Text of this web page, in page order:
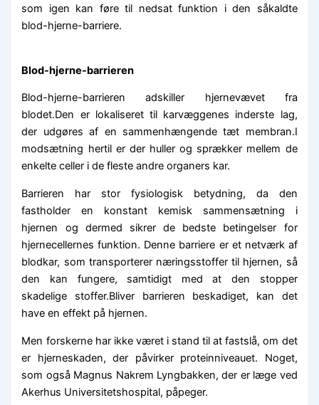
som igen kan føre til nedsat funktion i den såkaldte
blod-hjerne-barriere.
Blod-hjerne-barrieren
Blod-hjerne-barrieren adskiller hjernevævet fra
blodet.Den er lokaliseret til karvæggenes inderste lag,
der udgøres af en sammenhængende tæt membran.I
modsætning hertil er der huller og sprækker mellem de
enkelte celler i de fleste andre organers kar.
Barrieren har stor fysiologisk betydning, da den
fastholder en konstant kemisk sammensætning i
hjernen og dermed sikrer de bedste betingelser for
hjernecellernes funktion. Denne barriere er et netværk af
blodkar, som transporterer næringsstoffer til hjernen, så
den kan fungere, samtidigt med at den stopper
skadelige stoffer.Bliver barrieren beskadiget, kan det
have en effekt på hjernen.
Men forskerne har ikke været i stand til at fastslå, om det
er hjerneskaden, der påvirker proteinniveauet. Noget,
som også Magnus Nakrem Lyngbakken, der er læge ved
Akerhus Universitetshospital, påpeger.